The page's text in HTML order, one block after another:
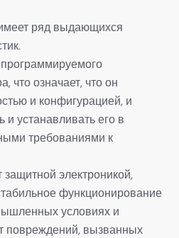
ряд выдающихся
что означает, что он
и конфигурацией, и
устанавливать его в
требованиями к
электроникой,
функционирование
условиях и
повреждений, вызванных